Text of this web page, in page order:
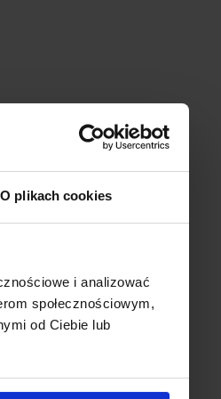
O plikach cookies
i analizować
społecznościowym,
od Ciebie lub